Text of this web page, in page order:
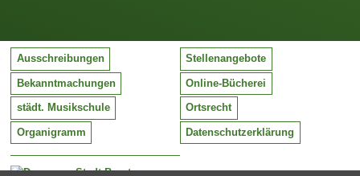
Stadt Barntrup
Ausschreibungen Stellenangebote
Bekanntmachungen Online-Bücherei
städt. Musikschule Ortsrecht
Organigramm Datenschutzerklärung